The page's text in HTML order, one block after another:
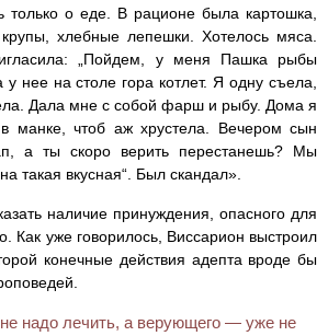
только о еде. В рационе была картошка,
хлебные лепешки. Хотелось мяса.
„Пойдем, у меня Пашка рыбы
нее на столе гора котлет. Я одну съела,
Дала мне с собой фарш и рыбу. Дома я
манке, чтоб аж хрустела. Вечером сын
а ты скоро верить перестанешь? Мы
такая вкусная“. Был скандал».
наличие принуждения, опасного для
Как уже говорилось, Виссарион выстроил
конечные действия адепта вроде бы
надо лечить, а верующего — уже не